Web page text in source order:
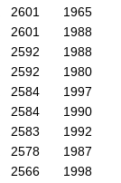
2601
1965
2601
1988
2592
1988
2592
1980
2584
1997
2584
1990
2583
1992
2578
1987
2566
1998